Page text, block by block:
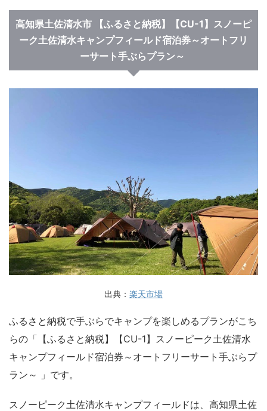
高知県土佐清水市
【ふるさと納税】【CU-1】スノーピ
ーク土佐清水キャンプフィールド宿泊券～オートフリ
ーサート手ぶらプラン～
出典： 楽天市場
ふるさと納税で手ぶらでキャンプを楽しめるプランがこち
らの「【ふるさと納税】【CU-1】スノーピーク土佐清水
キャンプフィールド宿泊券～オートフリーサート手ぶらプ
ラン～ 」です。
スノーピーク土佐清水キャンプフィールドは、高知県土佐